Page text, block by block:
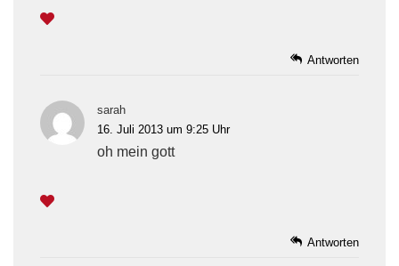
Antworten
sarah
16. Juli 2013 um 9:25 Uhr
oh mein gott
Antworten